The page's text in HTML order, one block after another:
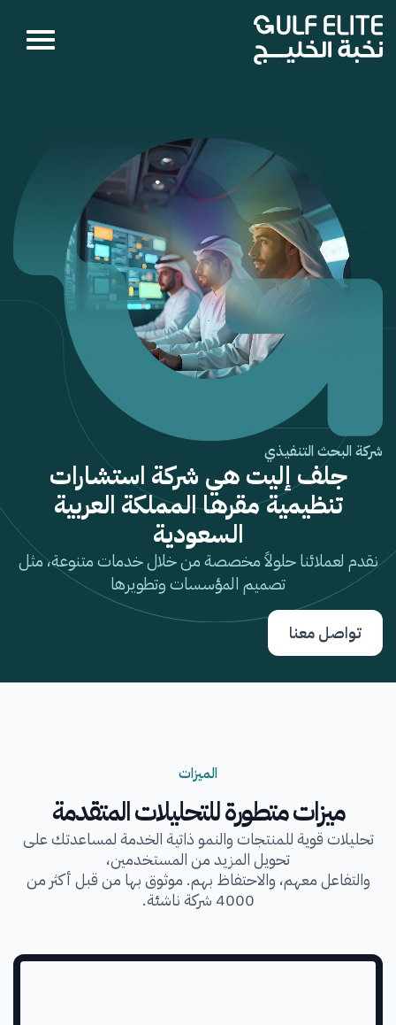
شركة البحث التنفيذي
جلف إليت هي شركة استشارات
تنظيمية مقرها المملكة العربية
السعودية
نقدم لعملائنا حلولاً مخصصة من خلال خدمات متنوعة، مثل
تصميم المؤسسات وتطويرها
تواصل معنا
الميزات
ميزات متطورة للتحليلات المتقدمة
تحليلات قوية للمنتجات والنمو ذاتية الخدمة لمساعدتك على
تحويل المزيد من المستخدمين،
والتفاعل معهم، والاحتفاظ بهم. موثوق بها من قبل أكثر من
4000 شركة ناشئة.